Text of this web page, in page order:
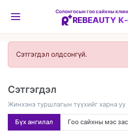
REBEAUTY
Сэтгэгдэл олдсонгүй.
Сэтгэгдэл
Жинхэнэ туршлагын түүхийг харна уу
Бүх ангилал Гоо сайхны мэс